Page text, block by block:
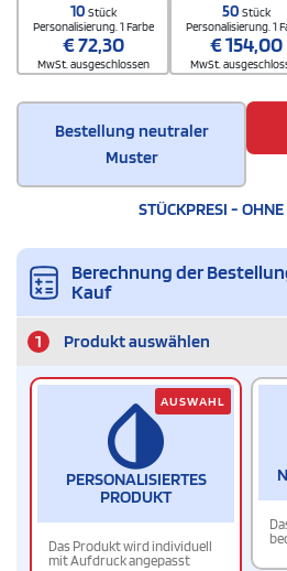
10 Stück
Personalisierung. 1 Farbe
€72,30
MwSt. ausgeschlossen
50 Stück
Personalisierung. 1
€154,00
MwSt.
Bestellung neutraler
Muster
STÜCKPRESI -
Berechnung der
Kauf
1 Produkt auswählen
PERSONALISIERTES
PRODUKT
Das Produkt wird individuell
mit Aufdruck angepasst
AUSWAHL